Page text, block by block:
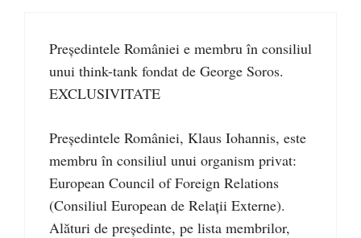
Președintele României e membru în consiliul
unui think-tank fondat de George Soros.
EXCLUSIVITATE
Președintele României, Klaus Iohannis, este
membru în consiliul unui organism privat:
European Council of Foreign Relations
(Consiliul European de Relații Externe).
Alături de președinte, pe lista membrilor,